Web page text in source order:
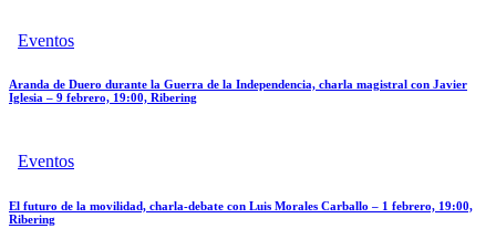
Eventos
Aranda de Duero durante la Guerra de la Independencia, charla magistral con Javier
Iglesia – 9 febrero, 19:00, Ribering
Eventos
El futuro de la movilidad, charla-debate con Luis Morales Carballo – 1 febrero, 19:00,
Ribering